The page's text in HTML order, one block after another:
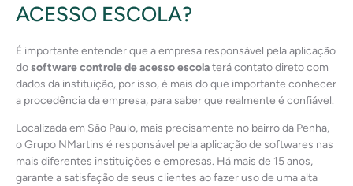
ACESSO ESCOLA?
É importante entender que a empresa responsável pela aplicação
dosoftware controle de acesso escolaterá contato direto com
dados da instituição, por isso, é mais do que importante conhecer
a procedência da empresa, para saber que realmente é confiável.
Localizada em São Paulo, mais precisamente no bairro da Penha,
o Grupo NMartins é responsável pela aplicação de softwares nas
mais diferentes instituições e empresas. Há mais de 15 anos,
garante a satisfação de seus clientes ao fazer uso de uma alta